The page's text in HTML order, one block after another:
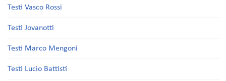
Testi Vasco Rossi
Testi Jovanotti
Testi Marco Mengoni
Testi Lucio Battisti